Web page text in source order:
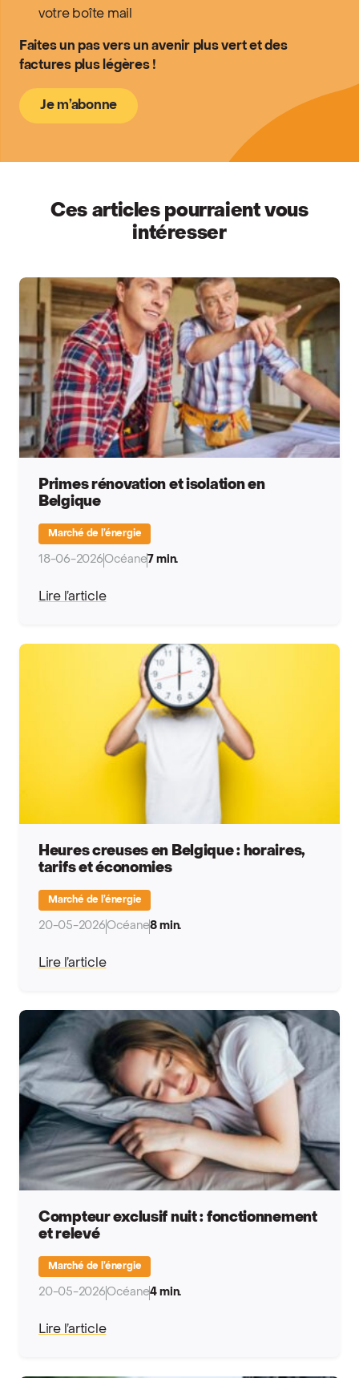
votre boîte mail
Faites un pas vers un avenir plus vert et des
factures plus légères !
Je m’abonne
Ces articles pourraient vous
intéresser
Primes rénovation et isolation en
Belgique
Marché de l’énergie
18-06-2026Océane7 min.
Lire l’article
Heures creuses en Belgique : horaires,
tarifs et économies
Marché de l’énergie
20-05-2026Océane8 min.
Lire l’article
Compteur exclusif nuit : fonctionnement
et relevé
Marché de l’énergie
20-05-2026Océane4 min.
Lire l’article